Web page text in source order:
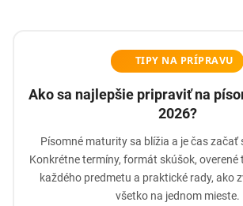
TIPY NA PRÍPRAVU
Ako sa najlepšie pripraviť na
2026?
Písomné maturity sa blížia a je čas začať
Konkrétne termíny, formát skúšok, overené
každého predmetu a praktické rady, ako
všetko na jednom mieste.